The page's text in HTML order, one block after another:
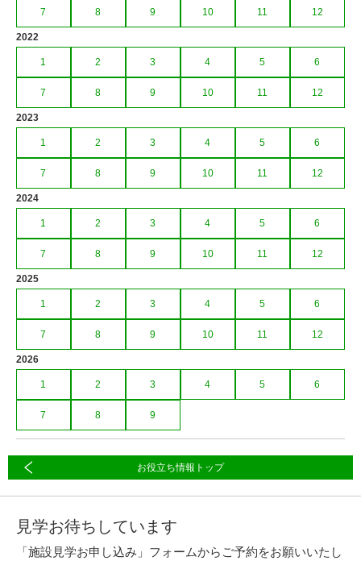
7 8 9 10 11 12
2022
1 2 3 4 5 6
7 8 9 10 11 12
2023
1 2 3 4 5 6
7 8 9 10 11 12
2024
1 2 3 4 5 6
7 8 9 10 11 12
2025
1 2 3 4 5 6
7 8 9 10 11 12
2026
1 2 3 4 5 6
7 8 9
お役立ち情報トップ
見学お待ちしています
「施設見学お申し込み」フォームからご予約をお願いいたし